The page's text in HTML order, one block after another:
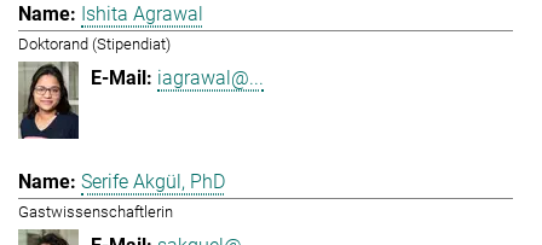
Ishita Agrawal
Doktorand (Stipendiat)
iagrawal@...
Serife Akgül, PhD
Gastwissenschaftlerin